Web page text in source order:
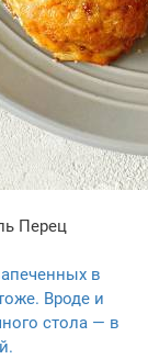
Перец
в
Вроде и
стола — в